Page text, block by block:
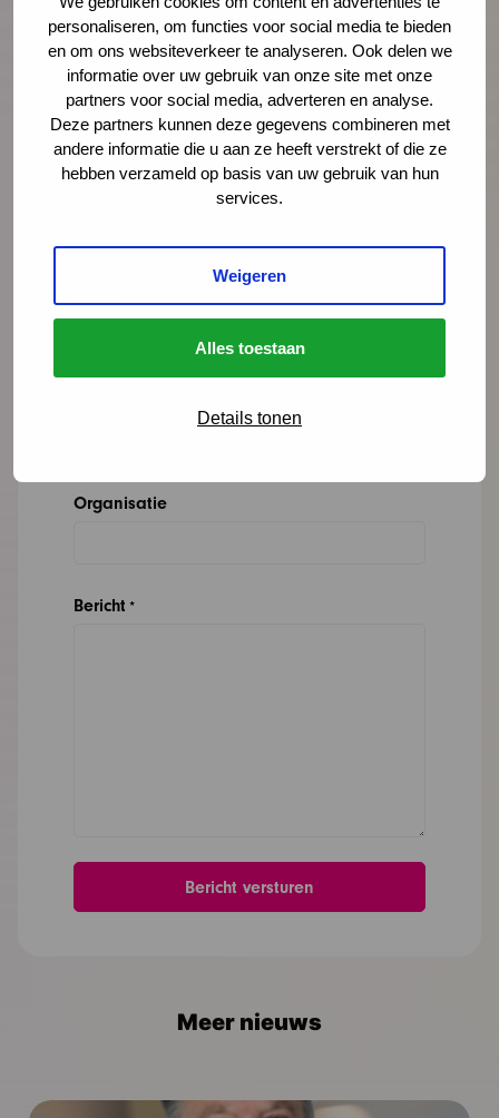
personaliseren, om functies voor social media te bieden
en om ons websiteverkeer te analyseren. Ook delen we
informatie over uw gebruik van onze site met onze
partners voor social media, adverteren en analyse.
Deze partners kunnen deze gegevens combineren met
andere informatie die u aan ze heeft verstrekt of die ze
hebben verzameld op basis van uw gebruik van hun
services.
Weigeren
Alles toestaan
Details tonen
oengelse@ncj.nl
06 - 53 97 60 45
Lees meer over Ondine Engelse
" geeft vereiste velden aan
Naam
Organisatie
Bericht *
Meer nieuws